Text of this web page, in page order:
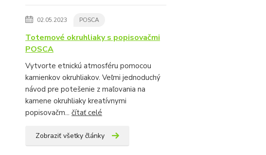
02.05.2023 POSCA
Totemové okruhliaky s popisovačmi
POSCA
Vytvorte etnickú atmosféru pomocou
kamienkov okruhliakov. Veľmi jednoduchý
návod pre potešenie z maľovania na
kamene okruhliaky kreatívnymi
popisovačm... čítať celé
Zobraziť všetky články